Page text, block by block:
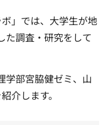
」では、大学生が地
た調査・研究をして
学部宮脇健ゼミ、山
介します。